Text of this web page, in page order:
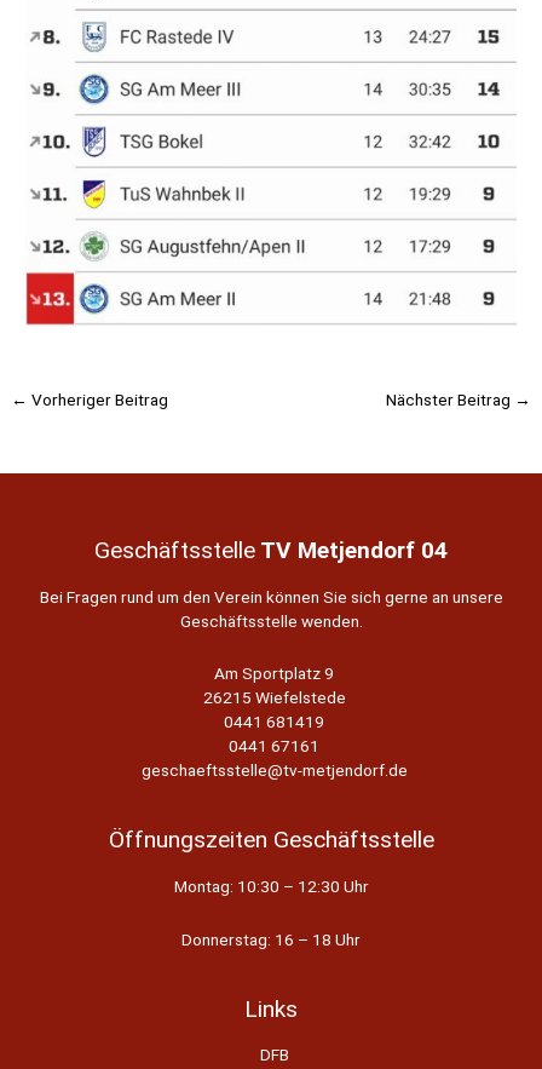
Beitragsnavigation
← Vorheriger Beitrag Nächster Beitrag →
Geschäftsstelle TV Metjendorf 04
Bei Fragen rund um den Verein können Sie sich gerne an unsere
Geschäftsstelle wenden.
Am Sportplatz 9
26215 Wiefelstede
0441 681419
0441 67161
geschaeftsstelle@tv-metjendorf.de
Öffnungszeiten Geschäftsstelle
Montag: 10:30 – 12:30 Uhr
Donnerstag: 16 – 18 Uhr
Links
DFB